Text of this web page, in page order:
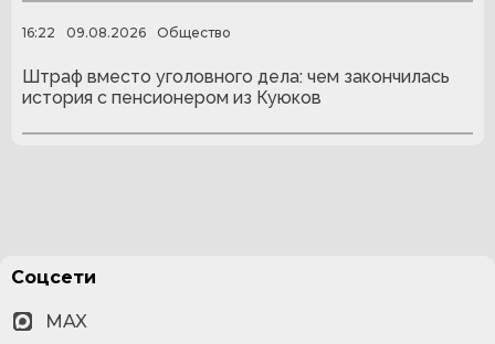
16:22 09.08.2026 Общество
Штраф вместо уголовного дела: чем закончилась
история с пенсионером из Куюков
Соцсети
MAX